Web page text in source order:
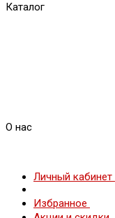
Каталог
О нас
Личный кабинет
Избранное